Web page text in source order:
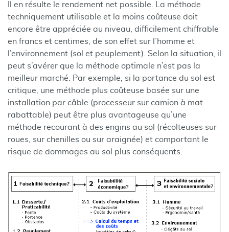
Il en résulte le rendement net possible. La méthode
techniquement utilisable et la moins coûteuse doit
encore être appréciée au niveau, difficilement chiffrable
en francs et centimes, de son effet sur l’homme et
l’environnement (sol et peuplement). Selon la situation, il
peut s’avérer que la méthode optimale n’est pas la
meilleur marché. Par exemple, si la portance du sol est
critique, une méthode plus coûteuse basée sur une
installation par câble (processeur sur camion à mat
rabattable) peut être plus avantageuse qu’une
méthode recourant à des engins au sol (récolteuses sur
roues, sur chenilles ou sur araignée) et comportant le
risque de dommages au sol plus conséquents.